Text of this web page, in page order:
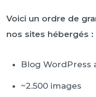
Voici un ordre de
nos sites hébergés :
Blog WordPress
~2.500 images